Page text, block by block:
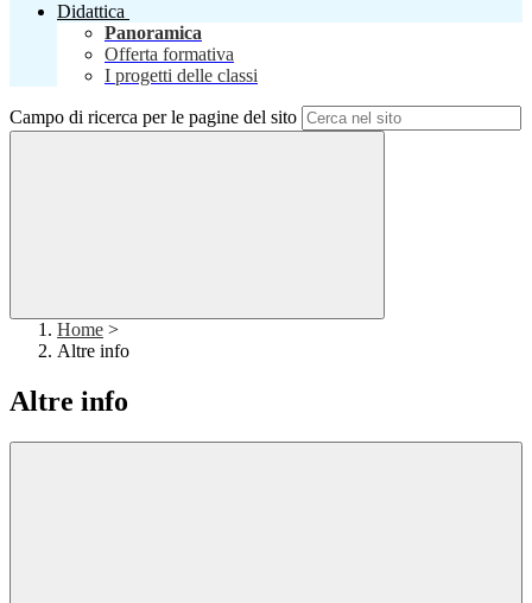
Didattica
Panoramica
Offerta formativa
I progetti delle classi
Campo di ricerca per le pagine del sito
Home >
Altre info
Altre info